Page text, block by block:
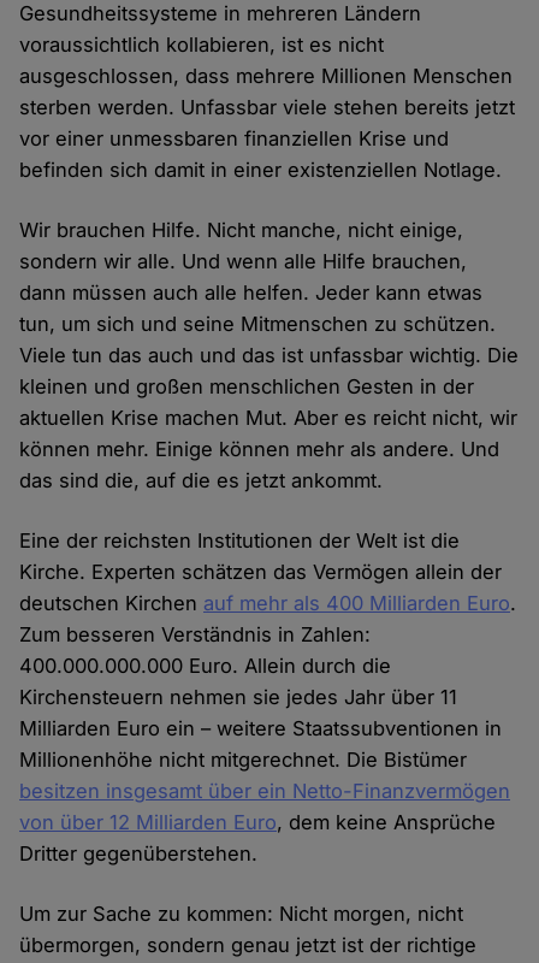
Gesundheitssysteme in mehreren Ländern
voraussichtlich kollabieren, ist es nicht
ausgeschlossen, dass mehrere Millionen Menschen
sterben werden. Unfassbar viele stehen bereits jetzt
vor einer unmessbaren finanziellen Krise und
befinden sich damit in einer existenziellen Notlage.
Wir brauchen Hilfe. Nicht manche, nicht einige,
sondern wir alle. Und wenn alle Hilfe brauchen,
dann müssen auch alle helfen. Jeder kann etwas
tun, um sich und seine Mitmenschen zu schützen.
Viele tun das auch und das ist unfassbar wichtig. Die
kleinen und großen menschlichen Gesten in der
aktuellen Krise machen Mut. Aber es reicht nicht, wir
können mehr. Einige können mehr als andere. Und
das sind die, auf die es jetzt ankommt.
Eine der reichsten Institutionen der Welt ist die
Kirche. Experten schätzen das Vermögen allein der
deutschen Kirchen auf mehr als 400 Milliarden Euro.
Zum besseren Verständnis in Zahlen:
400.000.000.000 Euro. Allein durch die
Kirchensteuern nehmen sie jedes Jahr über 11
Milliarden Euro ein – weitere Staatssubventionen in
Millionenhöhe nicht mitgerechnet. Die Bistümer
besitzen insgesamt über ein Netto-Finanzvermögen
von über 12 Milliarden Euro, dem keine Ansprüche
Dritter gegenüberstehen.
Um zur Sache zu kommen: Nicht morgen, nicht
übermorgen, sondern genau jetzt ist der richtige